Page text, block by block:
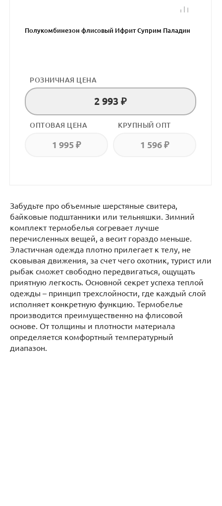
Полукомбинезон флисовый Ифрит Суприм Паладин
РОЗНИЧНАЯ ЦЕНА
2 993 ₽
ОПТОВАЯ ЦЕНА
1 995 ₽
КРУПНЫЙ ОПТ
1 596 ₽
Забудьте про объемные шерстяные свитера,
байковые подштанники или тельняшки. Зимний
комплект термобелья согревает лучше
перечисленных вещей, а весит гораздо меньше.
Эластичная одежда плотно прилегает к телу, не
сковывая движения, за счет чего охотник, турист или
рыбак сможет свободно передвигаться, ощущать
приятную легкость. Основной секрет успеха теплой
одежды – принцип трехслойности, где каждый слой
исполняет конкретную функцию. Термобелье
производится преимущественно на флисовой
основе. От толщины и плотности материала
определяется комфортный температурный
диапазон.